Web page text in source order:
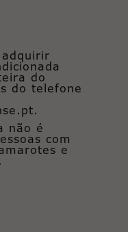
do
do telefone
não é
com
e